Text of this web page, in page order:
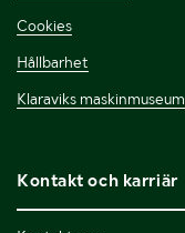
Cookies
Hållbarhet
Klaraviks maskinmuseum
Kontakt och karriär